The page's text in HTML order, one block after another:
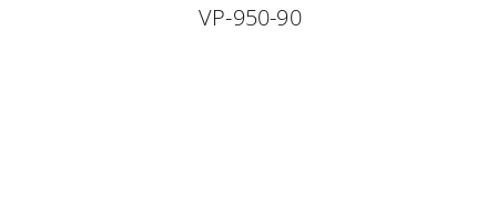
VP-950-90